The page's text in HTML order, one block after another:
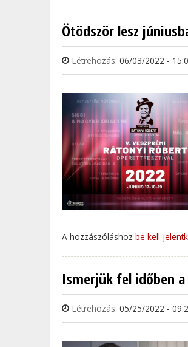
Ötödször lesz
Létrehozás: 06/03/2022 -
A hozzászóláshoz be kell
Ismerjük fel időben
Létrehozás: 05/25/2022 -